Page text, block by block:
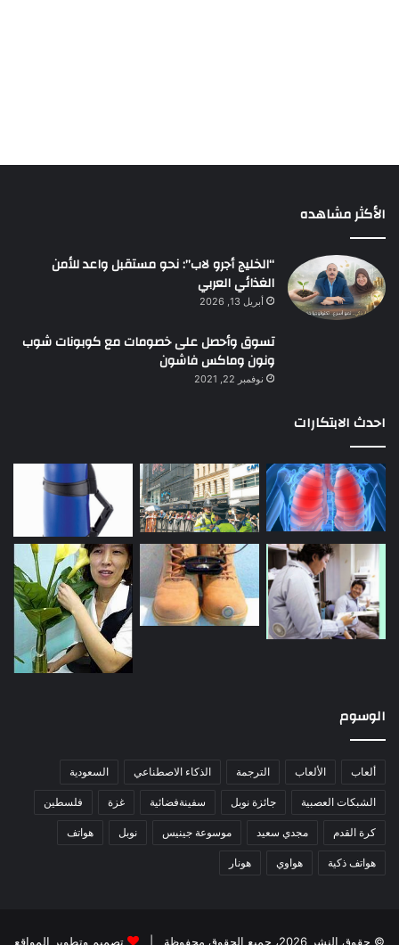
الأكثر مشاهده
“الخليج أجرو لاب”: نحو مستقبل واعد للأمن
الغذائي العربي
أبريل 13, 2026
تسوق وأحصل على خصومات مع كوبونات شوب
ونون وماكس فاشون
نوفمبر 22, 2021
احدث الابتكارات
الوسوم
ألعاب الألعاب الترجمة الذكاء الاصطناعي السعودية
الشبكات العصبية جائزة نوبل سفينةفضائية غزة فلسطين
كرة القدم مجدي سعيد موسوعة جينيس نوبل هواتف
هواتف ذكية هواوي هونار
© حقوق النشر 2026، جميع الحقوق محفوظة | تصميم وتطوير المواقع